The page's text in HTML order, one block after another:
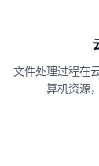
文件处理过程在
算机资源